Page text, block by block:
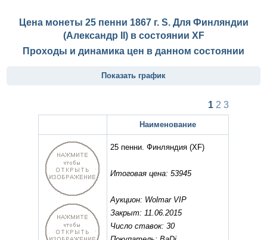
Цена монеты 25 пенни 1867 г. S. Для Финляндии
(Александр II) в состоянии XF
Проходы и динамика цен в данном состоянии
Показать график
1 2 3
Наименование
25 пенни. Финляндия (XF)
Итоговая цена: 53945
Аукцион: Wolmar VIP
Закрыт: 11.06.2015
Число ставок: 30